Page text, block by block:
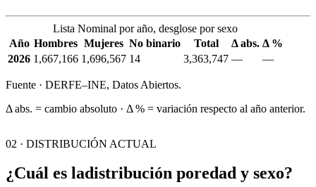
Lista Nominal por año, desglose por sexo
Año Hombres Mujeres No binario Total Δ abs. Δ %
2026 1,667,166 1,696,567 14 3,363,747 — —
Fuente · DERFE–INE, Datos Abiertos.
Δ abs. = cambio absoluto · Δ % = variación respecto al año anterior.
02 · DISTRIBUCIÓN ACTUAL
¿Cuál es ladistribución poredad y sexo?